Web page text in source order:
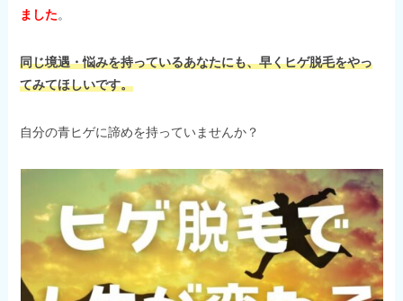
ました。
同じ境遇・悩みを持っているあなたにも、早くヒゲ脱毛をやっ
てみてほしいです。
自分の青ヒゲに諦めを持っていませんか？